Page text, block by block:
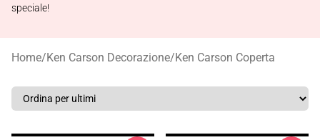
speciale!
Home/Ken Carson Decorazione/Ken Carson Coperta